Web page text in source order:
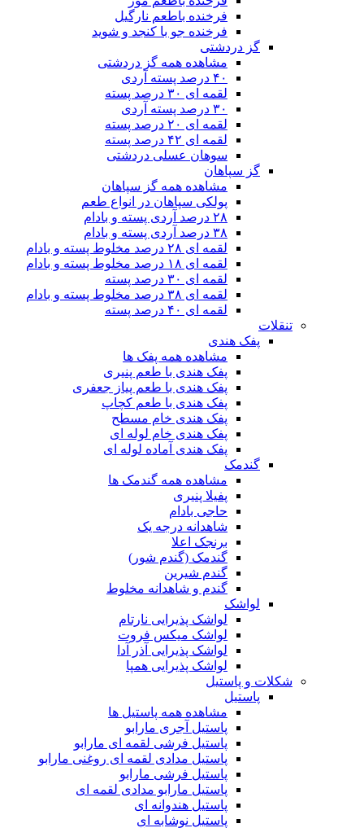
فرخنده باطعم نارگیل
فرخنده جو با کنجد و شوید
گز دردشتی
مشاهده همه گز دردشتی
۴۰ درصد پسته آردی
لقمه ای ۳۰ درصد پسته
۳۰ درصد پسته آردی
لقمه ای ۲۰ درصد پسته
لقمه ای ۴۲ درصد پسته
سوهان عسلی دردشتی
گز سپاهان
مشاهده همه گز سپاهان
پولکی سپاهان در انواع طعم
۲۸ درصد آردی پسته و بادام
۳۸ درصد آردی پسته و بادام
لقمه ای ۲۸ درصد مخلوط پسته و بادام
لقمه ای ۱۸ درصد مخلوط پسته و بادام
لقمه ای ۳۰ درصد پسته
لقمه ای ۳۸ درصد مخلوط پسته و بادام
لقمه ای ۴۰ درصد پسته
تنقلات
پفک هندی
مشاهده همه پفک ها
پفک هندی با طعم پنیری
پفک هندی با طعم پیاز جعفری
پفک هندی با طعم کچاپ
پفک هندی خام مسطح
پفک هندی خام لوله ای
پفک هندی آماده لوله ای
گندمک
مشاهده همه گندمک ها
پفیلا پنیری
حاجی بادام
شاهدانه درجه یک
برنجک اعلا
گندمک (گندم شور)
گندم شیرین
گندم و شاهدانه مخلوط
لواشک
لواشک پذیرایی نارتام
لواشک میکس فروت
لواشک پذیرایی آذر آدا
لواشک پذیرایی همپا
شکلات و پاستیل
پاستیل
مشاهده همه پاستیل ها
پاستیل آجری مارابو
پاستیل فرشی لقمه ای مارابو
پاستیل مدادی لقمه ای روغنی مارابو
پاستیل فرشی مارابو
پاستیل مارابو مدادی لقمه ای
پاستیل هندوانه ای
پاستیل نوشابه ای